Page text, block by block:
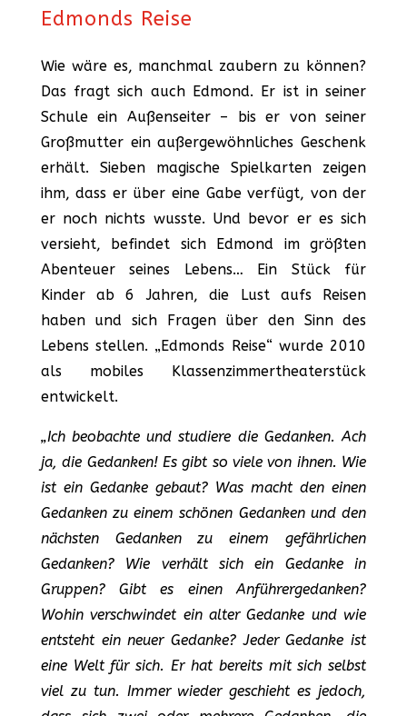
Edmonds Reise
Wie wäre es, manchmal zaubern zu können?
Das fragt sich auch Edmond. Er ist in seiner
Schule ein Außenseiter – bis er von seiner
Großmutter ein außergewöhnliches Geschenk
erhält. Sieben magische Spielkarten zeigen
ihm, dass er über eine Gabe verfügt, von der
er noch nichts wusste. Und bevor er es sich
versieht, befindet sich Edmond im größten
Abenteuer seines Lebens… Ein Stück für
Kinder ab 6 Jahren, die Lust aufs Reisen
haben und sich Fragen über den Sinn des
Lebens stellen. „Edmonds Reise“ wurde 2010
als mobiles Klassenzimmertheaterstück
entwickelt.
„Ich beobachte und studiere die Gedanken. Ach
ja, die Gedanken! Es gibt so viele von ihnen. Wie
ist ein Gedanke gebaut? Was macht den einen
Gedanken zu einem schönen Gedanken und den
nächsten Gedanken zu einem gefährlichen
Gedanken? Wie verhält sich ein Gedanke in
Gruppen? Gibt es einen Anführergedanken?
Wohin verschwindet ein alter Gedanke und wie
entsteht ein neuer Gedanke? Jeder Gedanke ist
eine Welt für sich. Er hat bereits mit sich selbst
viel zu tun. Immer wieder geschieht es jedoch,